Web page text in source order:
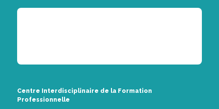
Centre Interdisciplinaire de la Formation
Professionnelle